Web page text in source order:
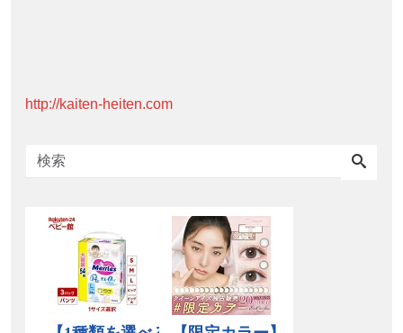
http://kaiten-heiten.com